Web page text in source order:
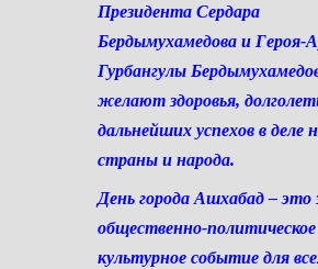
Президента Сердара
Бердымухамедова и Героя-
Гурбангулы
желают здоровья,
дальнейших успехов в деле
страны и народа.
День города Ашхабад – это
общественно-
культурное событие для